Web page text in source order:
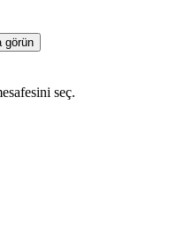
görün
seç.